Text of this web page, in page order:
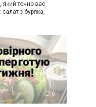
який точно вас
з буряка,
0